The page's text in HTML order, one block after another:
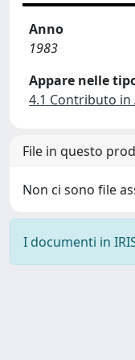
Anno
1983
Appare nelle
4.1 Contributo
File in questo
Non ci sono file
I documenti in